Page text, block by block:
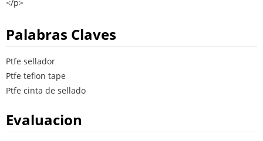
Palabras Claves
Ptfe sellador
Ptfe teflon tape
Ptfe cinta de sellado
Evaluacion